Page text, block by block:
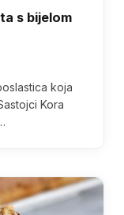
s bijelom
koja
Kora